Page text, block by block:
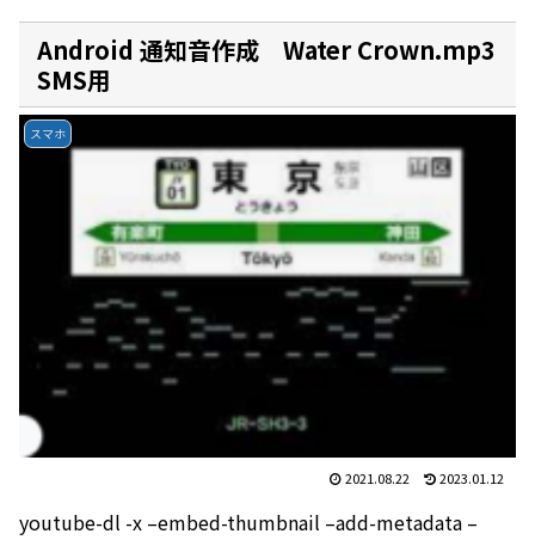
Android 通知音作成 Water Crown.mp3
SMS用
スマホ
2021.08.22 2023.01.12
youtube-dl -x –embed-thumbnail –add-metadata –